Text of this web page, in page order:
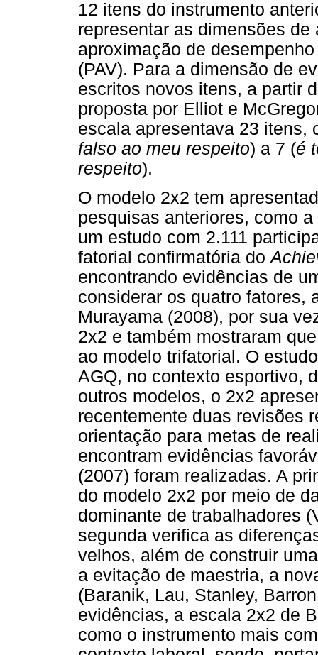
12 itens do instrumento
representar as dimensões
aproximação de
(PAV). Para a dimensão de
escritos novos itens, a partir
proposta por Elliot e
escala apresentava 23 itens,
falso ao meu respeito) a 7 (é
respeito).
O modelo 2x2 tem
pesquisas anteriores, como
um estudo com 2.111
fatorial confirmatória do
encontrando evidências de
considerar os quatro fatores,
Murayama (2008), por sua
2x2 e também mostraram
ao modelo trifatorial. O
AGQ, no contexto esportivo,
outros modelos, o 2x2
recentemente duas revisões
orientação para metas de
encontram evidências
(2007) foram realizadas. A
do modelo 2x2 por meio de
dominante de trabalhadores
segunda verifica as
velhos, além de construir
a evitação de maestria, a
(Baranik, Lau, Stanley,
evidências, a escala 2x2 de
como o instrumento mais